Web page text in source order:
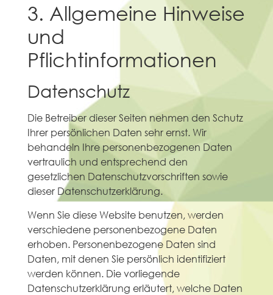
3. Allgemeine Hinweise
und
Pflichtinformationen
Datenschutz
Die Betreiber dieser Seiten nehmen den Schutz
Ihrer persönlichen Daten sehr ernst. Wir
behandeln Ihre personenbezogenen Daten
vertraulich und entsprechend den
gesetzlichen Datenschutzvorschriften sowie
dieser Datenschutzerklärung.
Wenn Sie diese Website benutzen, werden
verschiedene personenbezogene Daten
erhoben. Personenbezogene Daten sind
Daten, mit denen Sie persönlich identifiziert
werden können. Die vorliegende
Datenschutzerklärung erläutert, welche Daten